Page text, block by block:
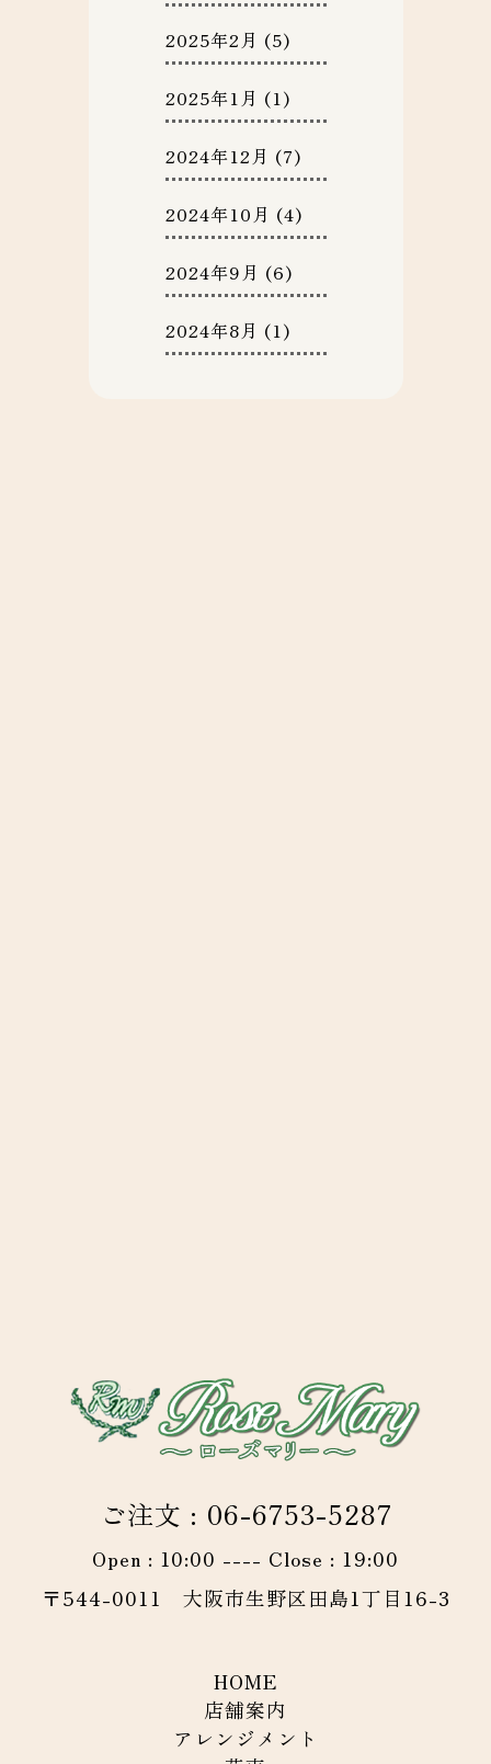
2025年2月 (5)
2025年1月 (1)
2024年12月 (7)
2024年10月 (4)
2024年9月 (6)
2024年8月 (1)
ご注文 : 06-6753-5287
Open : 10:00 ---- Close : 19:00
〒544-0011 大阪市生野区田島1丁目16-3
HOME
店舗案内
アレンジメント